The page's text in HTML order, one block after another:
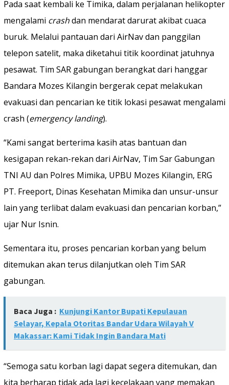
Pada saat kembali ke Timika, dalam perjalanan helikopter
mengalami crashdan mendarat darurat akibat cuaca
buruk. Melalui pantauan dari AirNav dan panggilan
telepon satelit, maka diketahui titik koordinat jatuhnya
pesawat. Tim SAR gabungan berangkat dari hanggar
Bandara Mozes Kilangin bergerak cepat melakukan
evakuasi dan pencarian ke titik lokasi pesawat mengalami
crash (emergency landing).
“Kami sangat berterima kasih atas bantuan dan
kesigapan rekan-rekan dari AirNav, Tim Sar Gabungan
TNI AU dan Polres Mimika, UPBU Mozes Kilangin, ERG
PT. Freeport, Dinas Kesehatan Mimika dan unsur-unsur
lain yang terlibat dalam evakuasi dan pencarian korban,”
ujar Nur Isnin.
Sementara itu, proses pencarian korban yang belum
ditemukan akan terus dilanjutkan oleh Tim SAR
gabungan.
Baca Juga : Kunjungi Kantor Bupati Kepulauan
Selayar, Kepala Otoritas Bandar Udara Wilayah V
Makassar: Kami Tidak Ingin Bandara Mati
“Semoga satu korban lagi dapat segera ditemukan, dan
kita berharap tidak ada lagi kecelakaan yang memakan